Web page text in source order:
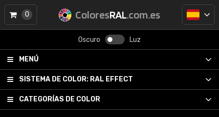
ColoresRAL.com.es
Oscuro Luz
MENÚ
SISTEMA DE COLOR: RAL EFFECT
CATEGORÍAS DE COLOR
0